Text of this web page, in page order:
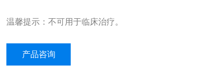
温馨提示：不可用于临床治疗。
产品咨询